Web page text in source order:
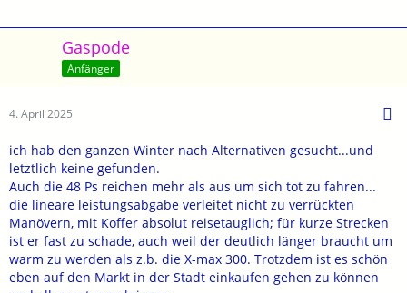
Gaspode
Anfänger
4. April 2025
ich hab den ganzen Winter nach Alternativen gesucht...und
letztlich keine gefunden.
Auch die 48 Ps reichen mehr als aus um sich tot zu fahren...
die lineare leistungsabgabe verleitet nicht zu verrückten
Manövern, mit Koffer absolut reisetauglich; für kurze Strecken
ist er fast zu schade, auch weil der deutlich länger braucht um
warm zu werden als z.b. die X-max 300. Trotzdem ist es schön
eben auf den Markt in der Stadt einkaufen gehen zu können